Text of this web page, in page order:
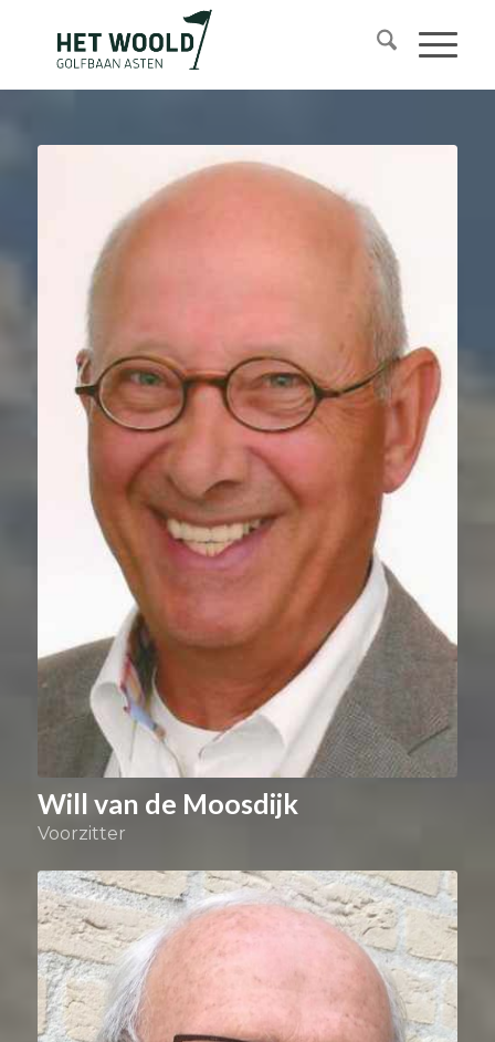
Will van de Moosdijk
Voorzitter